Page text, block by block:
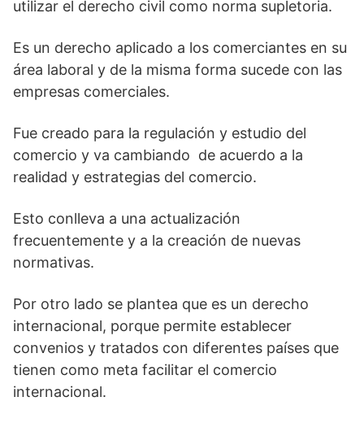
utilizar el derecho civil como norma supletoria.
Es un derecho aplicado a los comerciantes en su
área laboral y de la misma forma sucede con las
empresas comerciales.
Fue creado para la regulación y estudio del
comercio y va cambiando de acuerdo a la
realidad y estrategias del comercio.
Esto conlleva a una actualización
frecuentemente y a la creación de nuevas
normativas.
Por otro lado se plantea que es un derecho
internacional, porque permite establecer
convenios y tratados con diferentes países que
tienen como meta facilitar el comercio
internacional.